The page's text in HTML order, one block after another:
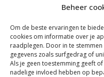
Beheer
Om de beste ervaringen te
cookies om informatie over je
raadplegen. Door in te
gegevens zoals surfgedrag of
Als je geen toestemming geeft
nadelige invloed hebben op